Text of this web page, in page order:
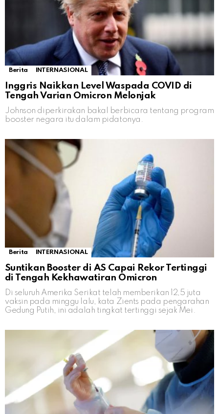
Berita INTERNASIONAL
Inggris Naikkan Level Waspada COVID di
Tengah Varian Omicron Melonjak
Johnson diperkirakan bakal berbicara tentang program
booster negara itu dalam pidatonya.
Berita INTERNASIONAL
Suntikan Booster di AS Capai Rekor Tertinggi
di Tengah Kekhawatiran Omicron
Di seluruh Amerika Serikat telah memberikan 12,5 juta
vaksin pada minggu lalu, kata Zients pada pengarahan
Gedung Putih, ini adalah tingkat tertinggi sejak Mei.